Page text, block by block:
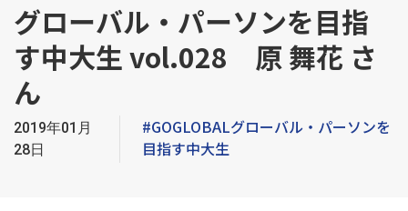
グローバル・パーソンを目指
す中大生 vol.028 原 舞花 さ
ん
2019年01月
28日
#GOGLOBALグローバル・パーソンを
目指す中大生